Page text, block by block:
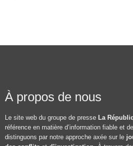
À propos de nous
Le site web du groupe de presse La
référence en matière d’information fiable et
distinguons par notre approche axée sur le